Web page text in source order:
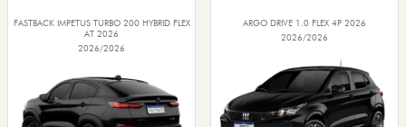
FASTBACK IMPETUS TURBO 200 HYBRID FLEX
AT 2026
2026/2026
ARGO DRIVE 1.0 FLEX 4P 2026
2026/2026